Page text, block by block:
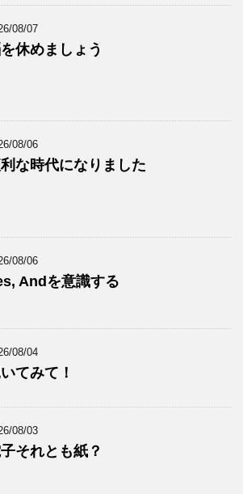
08/07
休めましょう
08/06
な時代になりました
08/06
Andを意識する
08/04
てみて！
08/03
それとも紙？